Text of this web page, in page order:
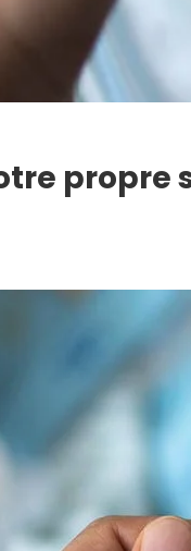
propre